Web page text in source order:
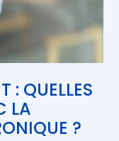
: QUELLES
LA
?